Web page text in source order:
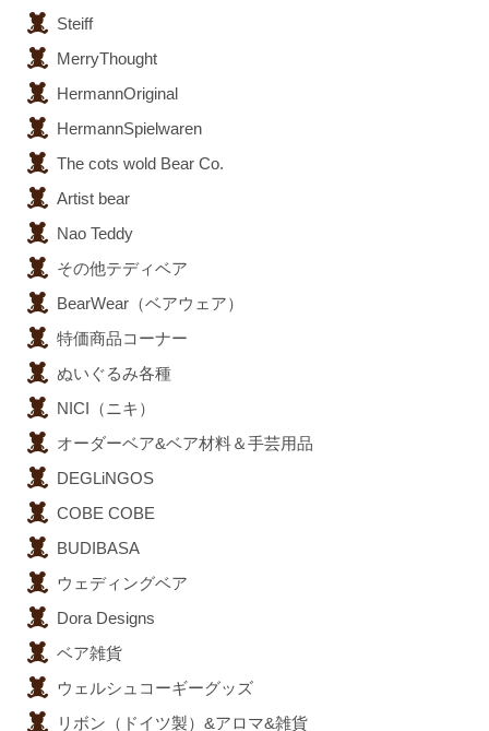
Steiff
MerryThought
HermannOriginal
HermannSpielwaren
The cots wold Bear Co.
Artist bear
Nao Teddy
その他テディベア
BearWear（ベアウェア）
特価商品コーナー
ぬいぐるみ各種
NICI（ニキ）
オーダーベア&ベア材料＆手芸用品
DEGLiNGOS
COBE COBE
BUDIBASA
ウェディングベア
Dora Designs
ベア雑貨
ウェルシュコーギーグッズ
リボン（ドイツ製）&アロマ&雑貨